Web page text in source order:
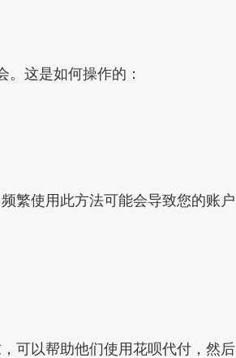
这是如何操作的：
繁使用此方法可能会导致您的账户
可以帮助他们使用花呗代付，然后